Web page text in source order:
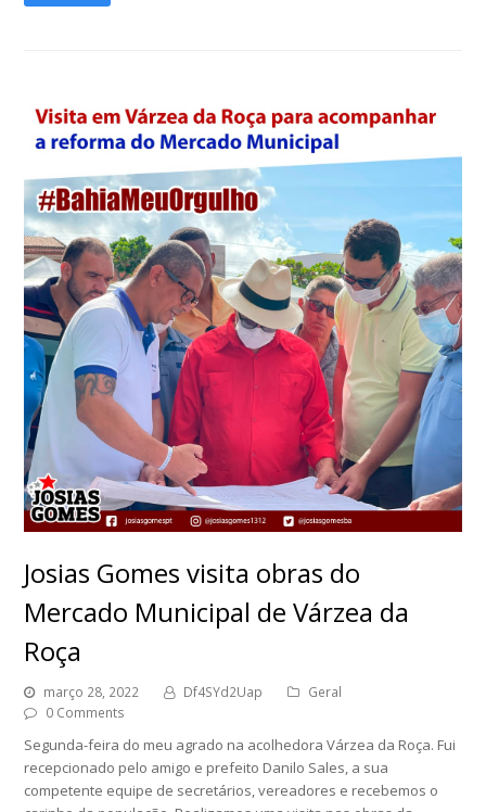
Josias Gomes visita obras do
Mercado Municipal de Várzea da
Roça
março 28, 2022 Df4SYd2Uap
Geral
0 Comments
Segunda-feira do meu agrado na acolhedora Várzea da Roça. Fui
recepcionado pelo amigo e prefeito Danilo Sales, a sua
competente equipe de secretários, vereadores e recebemos o